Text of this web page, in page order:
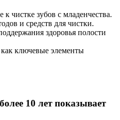
чистке зубов с младенчества.
и средств для чистки.
здоровья полости
ключевые элементы
10 лет показывает